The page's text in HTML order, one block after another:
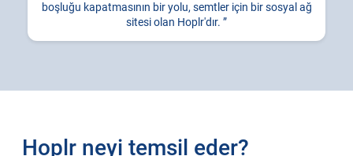
boşluğu kapatmasının bir yolu, semtler için bir sosyal ağ
sitesi olan Hoplr'dır.
Hoplr neyi temsil eder?